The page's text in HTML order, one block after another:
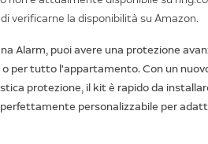
verificarne la disponibilità su Amazon.
Alarm, puoi avere una protezione
per tutto l'appartamento. Con un
protezione, il kit è rapido da
perfettamente personalizzabile per